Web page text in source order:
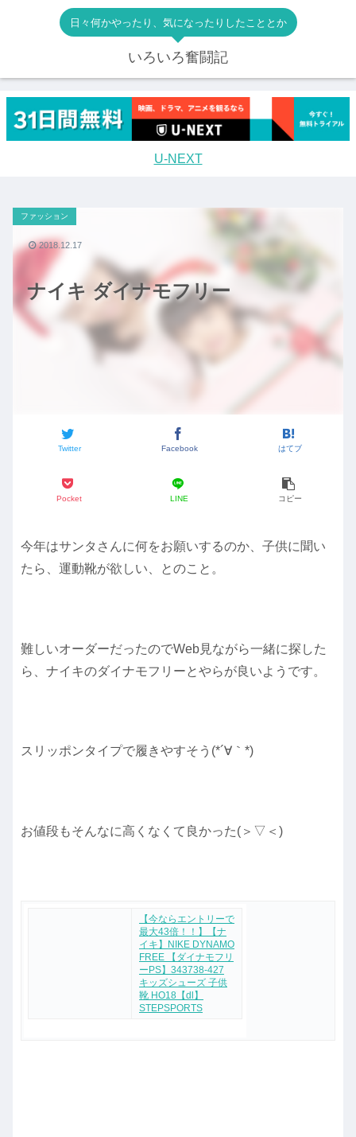
日々何かやったり、気になったりしたこととか
いろいろ奮闘記
U-NEXT
ナイキ ダイナモフリー
ファッション
Twitter Facebook はてブ
Pocket LINE コピー
2018.12.17
今年はサンタさんに何をお願いするのか、子供に聞い
たら、運動靴が欲しい、とのこと。
難しいオーダーだったのでWeb見ながら一緒に探した
ら、ナイキのダイナモフリーとやらが良いようです。
スリッポンタイプで履きやすそう(*´∀｀*)
お値段もそんなに高くなくて良かった(＞▽＜)
【今ならエントリーで
最大43倍！！】【ナ
イキ】NIKE DYNAMO
FREE 【ダイナモフリ
ーPS】343738-427
キッズシューズ 子供
靴 HO18【dl】
STEPSPORTS